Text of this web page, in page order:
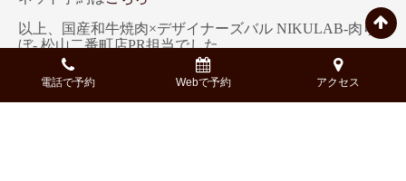
以上、国産和牛焼肉×デザイナーズバル NIKULAB-肉ら
ぼ- 松山二番町店PR担当でした。
※記事中では一部著作権フリーの画像を使用している場
合がございます。
電話で予約 Webで予約 アクセス